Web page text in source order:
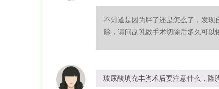
不知道是因为胖了还是怎么了，发现
除，请问副乳做手术切除后多久可以
玻尿酸填充丰胸术后要注意什么，隆